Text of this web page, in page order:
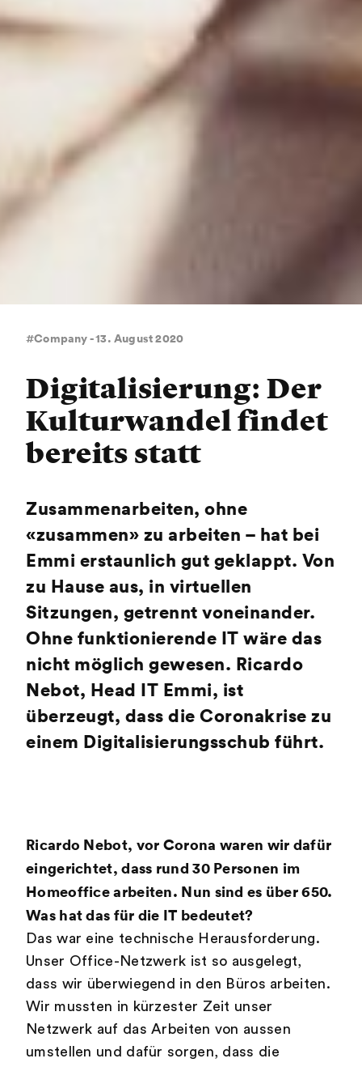
#Company - 13. August 2020
Digitalisierung: Der
Kulturwandel findet
bereits statt
Zusammenarbeiten, ohne
«zusammen» zu arbeiten – hat bei
Emmi erstaunlich gut geklappt. Von
zu Hause aus, in virtuellen
Sitzungen, getrennt voneinander.
Ohne funktionierende IT wäre das
nicht möglich gewesen. Ricardo
Nebot, Head IT Emmi, ist
überzeugt, dass die Coronakrise zu
einem Digitalisierungsschub führt.
Ricardo Nebot, vor Corona waren wir dafür
eingerichtet, dass rund 30 Personen im
Homeoffice arbeiten. Nun sind es über 650.
Was hat das für die IT bedeutet?
Das war eine technische Herausforderung.
Unser Office-Netzwerk ist so ausgelegt,
dass wir überwiegend in den Büros arbeiten.
Wir mussten in kürzester Zeit unser
Netzwerk auf das Arbeiten von aussen
umstellen und dafür sorgen, dass die